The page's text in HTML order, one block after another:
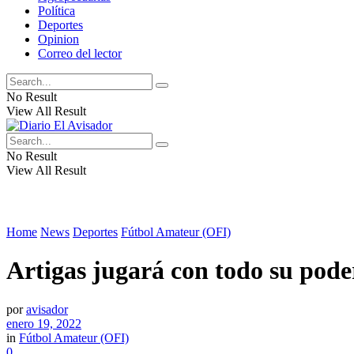
Política
Deportes
Opinion
Correo del lector
No Result
View All Result
No Result
View All Result
Home News Deportes Fútbol Amateur (OFI)
Artigas jugará con todo su
por avisador
enero 19, 2022
in Fútbol Amateur (OFI)